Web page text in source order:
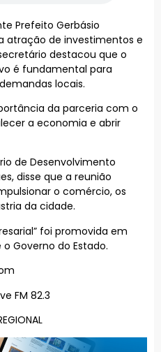
Prefeito Gerbásio
atração de investimentos e
destacou que o
é fundamental para
locais.
da parceria com o
a economia e abrir
de Desenvolvimento
disse que a reunião
o comércio, os
da cidade.
foi promovida em
Governo do Estado.
FM 82.3